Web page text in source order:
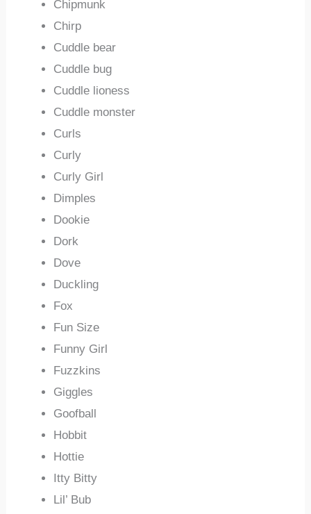
Chipmunk
Chirp
Cuddle bear
Cuddle bug
Cuddle lioness
Cuddle monster
Curls
Curly
Curly Girl
Dimples
Dookie
Dork
Dove
Duckling
Fox
Fun Size
Funny Girl
Fuzzkins
Giggles
Goofball
Hobbit
Hottie
Itty Bitty
Lil’ Bub